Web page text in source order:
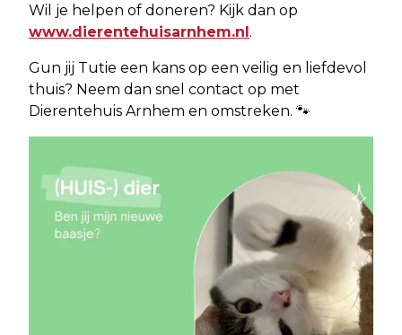
Wil je helpen of doneren? Kijk dan op
www.dierentehuisarnhem.nl.
Gun jij Tutie een kans op een veilig en liefdevol
thuis? Neem dan snel contact op met
Dierentehuis Arnhem en omstreken. 🐾